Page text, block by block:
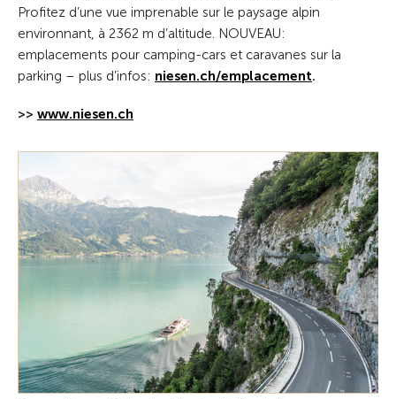
Profitez d’une vue imprenable sur le paysage alpin
environnant, à 2362 m d’altitude. NOUVEAU:
emplacements pour camping-cars et caravanes sur la
parking – plus d’infos: niesen.ch/emplacement.
>> www.niesen.ch